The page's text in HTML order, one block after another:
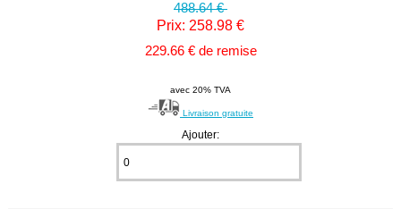
488.64 €
Prix: 258.98 €
229.66 € de remise
avec 20% TVA
Livraison gratuite
Ajouter: